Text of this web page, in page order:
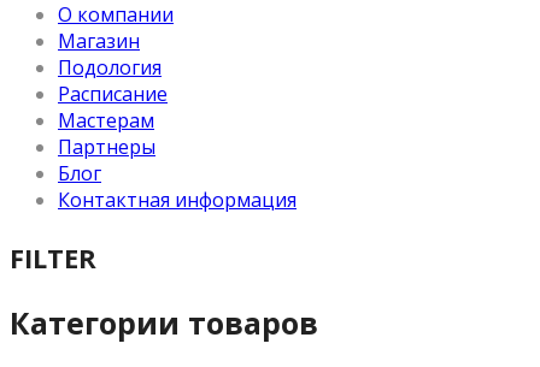
О компании
Магазин
Подология
Расписание
Мастерам
Партнеры
Блог
Контактная информация
FILTER
Категории товаров